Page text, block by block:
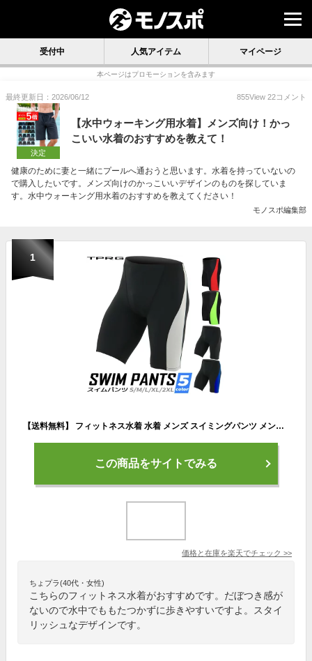
受付中 人気アイテム マイページ
本ページはプロモーションを含みます
最終更新日：2026/06/12 855View 22コメント
決定
【水中ウォーキング用水着】メンズ向け！かっ
こいい水着のおすすめを教えて！
健康のために妻と一緒にプールへ通おうと思います。水着を持っていないの
で購入したいです。メンズ向けのかっこいいデザインのものを探していま
す。水中ウォーキング用水着のおすすめを教えてください！
モノスポ編集部
1
【送料無料】 フィットネス水着 水着 メンズ スイミングパンツ メンズ 競泳水着 フィットネス ジム 練習用 水泳用 トレーニング水着 ジム用 スイムウェア スイミング 水泳パンツ 男性用 黒 グレー ブルー 競技水着
この商品をサイトでみる
価格と在庫を楽天でチェック >>
ちょプラ(40代・女性)
こちらのフィットネス水着がおすすめです。だぼつき感が
ないので水中でももたつかずに歩きやすいですよ。スタイ
リッシュなデザインです。